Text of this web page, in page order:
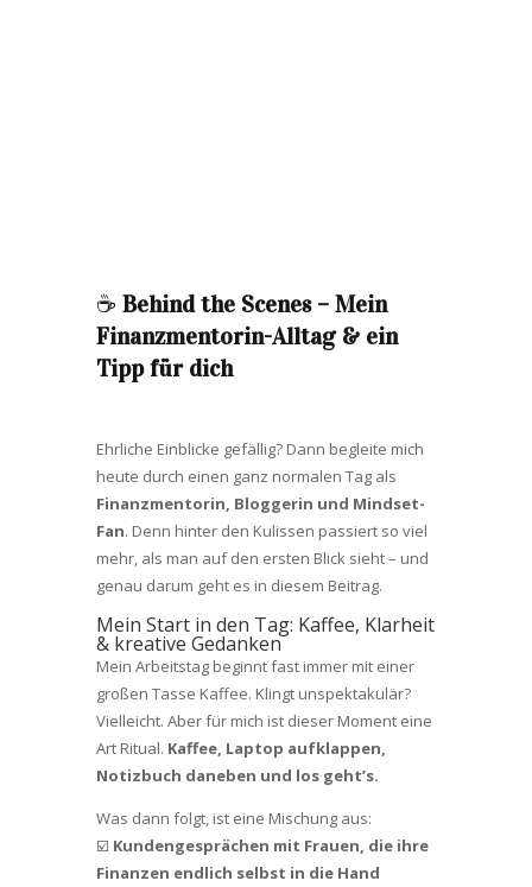
☕️ Behind the Scenes – Mein
Finanzmentorin-Alltag & ein
Tipp für dich
Ehrliche Einblicke gefällig? Dann begleite mich
heute durch einen ganz normalen Tag als
Finanzmentorin, Bloggerin und Mindset-
Fan. Denn hinter den Kulissen passiert so viel
mehr, als man auf den ersten Blick sieht – und
genau darum geht es in diesem Beitrag.
Mein Start in den Tag: Kaffee, Klarheit
& kreative Gedanken
Mein Arbeitstag beginnt fast immer mit einer
großen Tasse Kaffee. Klingt unspektakulär?
Vielleicht. Aber für mich ist dieser Moment eine
Art Ritual. Kaffee, Laptop aufklappen,
Notizbuch daneben und los geht’s.
Was dann folgt, ist eine Mischung aus:
☑️ Kundengesprächen mit Frauen, die ihre
Finanzen endlich selbst in die Hand